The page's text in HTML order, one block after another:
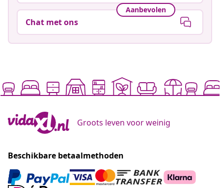
Aanbevolen
Chat met ons
Groots leven voor weinig
Beschikbare betaalmethoden